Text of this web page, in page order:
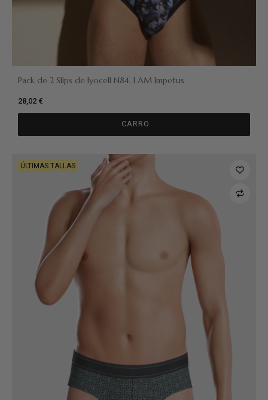
Pack de 2 Slips de lyocell N84, I AM Impetus
28,02 €
CARRO
ÚLTIMAS TALLAS